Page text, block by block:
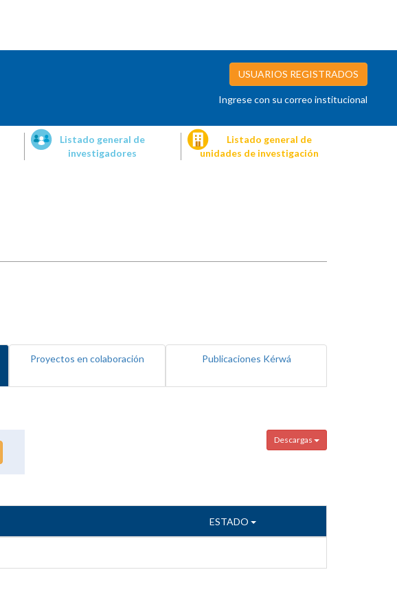
USUARIOS REGISTRADOS
Ingrese con su correo institucional
Listado general de
investigadores
Listado general de
unidades de investigación
Proyectos en colaboración Publicaciones Kérwá
Descargas
ESTADO